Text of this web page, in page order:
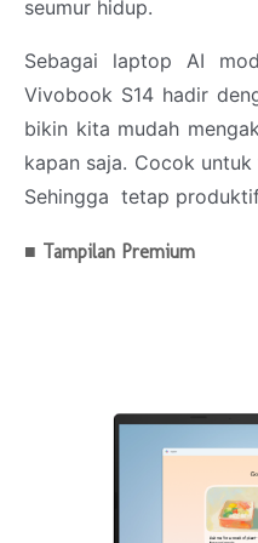
seumur hidup.
Sebagai laptop AI
Vivobook S14 hadir
bikin kita mudah
kapan saja. Cocok
Sehingga tetap
■ Tampilan Premium